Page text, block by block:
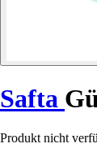
Safta
Produkt nicht